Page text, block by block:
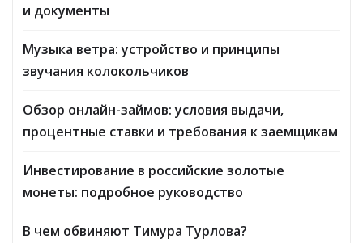
и документы
Музыка ветра: устройство и принципы
звучания колокольчиков
Обзор онлайн-займов: условия выдачи,
процентные ставки и требования к заемщикам
Инвестирование в российские золотые
монеты: подробное руководство
В чем обвиняют Тимура Турлова?